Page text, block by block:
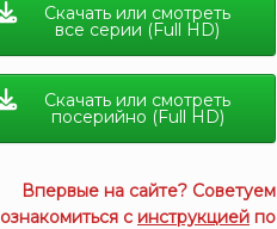
Скачать или смотреть
все серии (Full HD)
Скачать или смотреть
посерийно (Full HD)
Впервые на сайте? Советуем
ознакомиться с инструкцией по